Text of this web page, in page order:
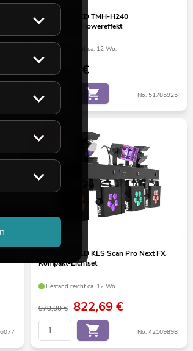
EUROLITE LED TMH-H240
Beam/Wash/Flowereffekt
Bestand reicht ca. 12 Wo.
579,00 €
No. 51785925
-16%
EUROLITE LED KLS Scan Pro Next FX
Kompakt-Lichtset
Bestand reicht ca. 12 Wo.
979,00 € 822,69€
No. 42109898